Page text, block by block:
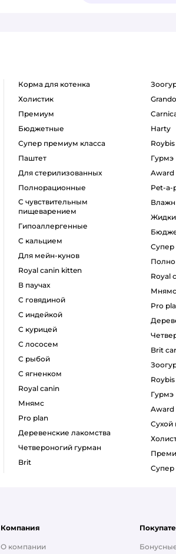
корма для котенка
холистик
премиум
бюджетные
супер премиум класса
паштет
для стерилизованных
полнорационные
с чувствительным
пищеварением
гипоаллергенные
с кальцием
для мейн-кунов
royal canin kitten
в паучах
с говядиной
с индейкой
с курицей
с лососем
с рыбой
с ягненком
royal canin
мнямс
pro plan
деревенские лакомства
четвероногий гурман
brit
harty
roybis
гурмэ
award
pet-
royal
мнямс
pro
brit
roybis
гурмэ
award
Компания
О компании